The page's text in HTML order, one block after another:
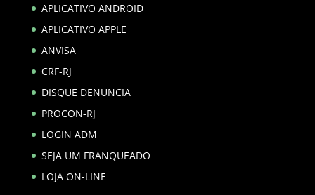
APLICATIVO ANDROID
APLICATIVO APPLE
ANVISA
CRF-RJ
DISQUE DENUNCIA
PROCON-RJ
LOGIN ADM
SEJA UM FRANQUEADO
LOJA ON-LINE